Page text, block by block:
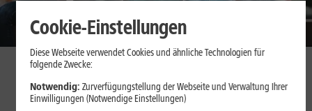
Cookie-Einstellungen
Diese Webseite verwendet Cookies und ähnliche Technologien für
folgende Zwecke:
Notwendig: Zurverfügungstellung der Webseite und Verwaltung Ihrer
Einwilligungen (Notwendige Einstellungen)